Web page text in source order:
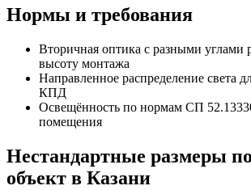
Нормы и требования
Вторичная оптика с разными углами
высоту монтажа
Направленное распределение света
КПД
Освещённость по нормам СП
помещения
Нестандартные размеры
объект в Казани